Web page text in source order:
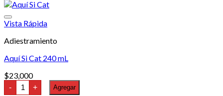
Vista Rápida
Adiestramiento
Aquí Si Cat 240 mL
$23,000
- Aquí
Si
+ Agregar